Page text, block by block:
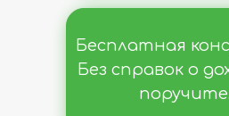
Бесплатная
Без справок о